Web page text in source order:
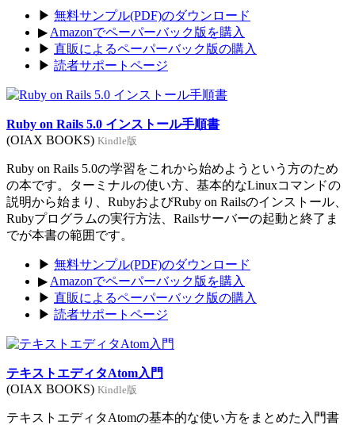
▶ 無料サンプル(PDF)のダウンロード
▶ Amazonでペーパーバック版を購入
▶ 直販によるペーパーバック版の購入
▶ 読者サポートページ
Ruby on Rails 5.0 インストール手順書
(OIAX BOOKS) Kindle版
Ruby on Rails 5.0の学習をこれから始めようという方のため
の本です。ターミナルの使い方、基本的なLinuxコマンドの
説明から始まり、RubyおよびRuby on Railsのインストール、
Rubyプログラムの実行方法、Railsサーバーの起動と終了ま
でが本書の範囲です。
▶ 無料サンプル(PDF)のダウンロード
▶ Amazonでペーパーバック版を購入
▶ 直販によるペーパーバック版の購入
▶ 読者サポートページ
テキストエディタAtom入門
(OIAX BOOKS) Kindle版
テキストエディタAtomの基本的な使い方をまとめた入門書